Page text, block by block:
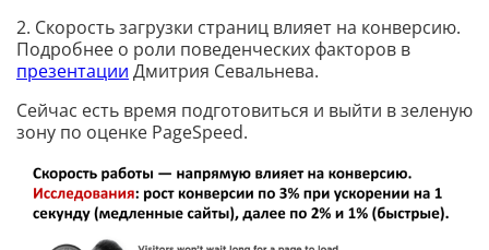
2. Скорость загрузки страниц влияет на конверсию.
Подробнее о роли поведенческих факторов в
презентации Дмитрия Севальнева.
Сейчас есть время подготовиться и выйти в зеленую
зону по оценке PageSpeed.